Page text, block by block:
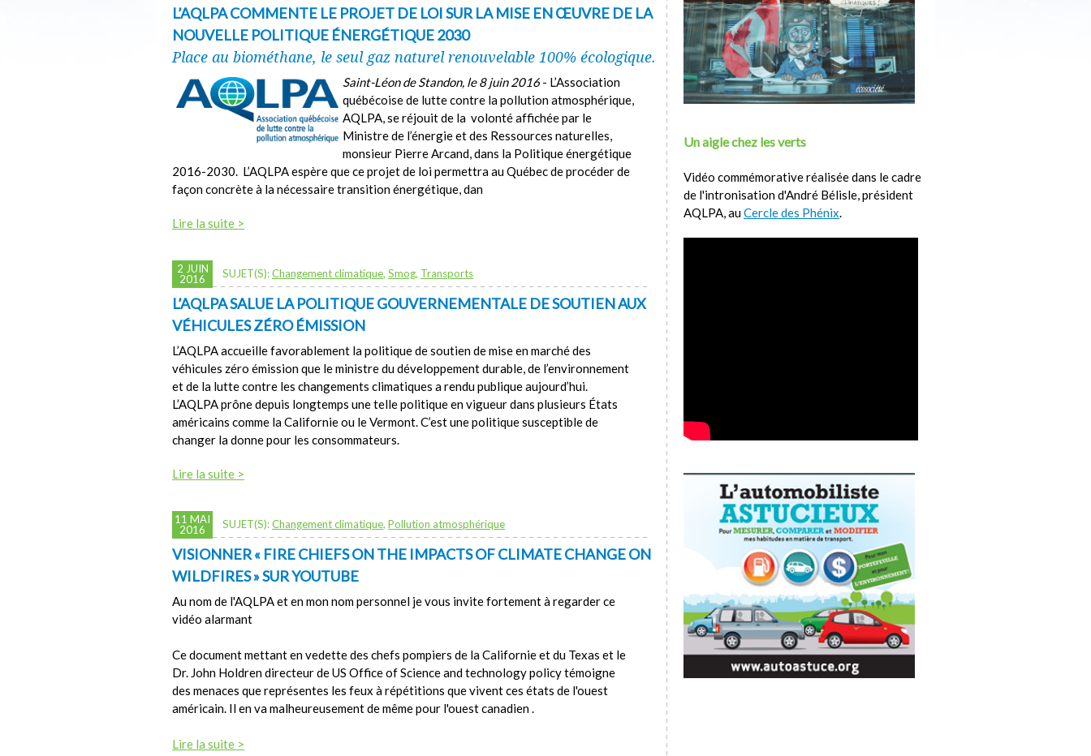
L’AQLPA COMMENTE LE PROJET DE LOI SUR LA MISE EN ŒUVRE DE LA
NOUVELLE POLITIQUE ÉNERGÉTIQUE 2030
Place au biométhane, le seul gaz naturel renouvelable 100% écologique.
Saint-Léon de Standon, le 8 juin 2016 - L’Association
québécoise de lutte contre la pollution atmosphérique,
AQLPA, se réjouit de la volonté affichée par le
Ministre de l’énergie et des Ressources naturelles,
monsieur Pierre Arcand, dans la Politique énergétique
2016-2030. L’AQLPA espère que ce projet de loi permettra au Québec de procéder de
façon concrète à la nécessaire transition énergétique, dan
Lire la suite >
2 JUIN
2016
SUJET(S):Changement climatique, Smog, Transports
L’AQLPA SALUE LA POLITIQUE GOUVERNEMENTALE DE SOUTIEN AUX
VÉHICULES ZÉRO ÉMISSION
L’AQLPA accueille favorablement la politique de soutien de mise en marché des
véhicules zéro émission que le ministre du développement durable, de l’environnement
et de la lutte contre les changements climatiques a rendu publique aujourd’hui.
L’AQLPA prône depuis longtemps une telle politique en vigueur dans plusieurs États
américains comme la Californie ou le Vermont. C’est une politique susceptible de
changer la donne pour les consommateurs.
Lire la suite >
11 MAI
2016
SUJET(S):Changement climatique, Pollution atmosphérique
VISIONNER « FIRE CHIEFS ON THE IMPACTS OF CLIMATE CHANGE ON
WILDFIRES » SUR YOUTUBE
Au nom de l'AQLPA et en mon nom personnel je vous invite fortement à regarder ce
vidéo alarmant
Ce document mettant en vedette des chefs pompiers de la Californie et du Texas et le
Dr. John Holdren directeur de US Office of Science and technology policy témoigne
des menaces que représentes les feux à répétitions que vivent ces états de l'ouest
américain. Il en va malheureusement de même pour l'ouest canadien .
Lire la suite >
Un aigle chez les verts
Vidéo commémorative réalisée dans le cadre
de l'intronisation d'André Bélisle, président
AQLPA, auCercle des Phénix.